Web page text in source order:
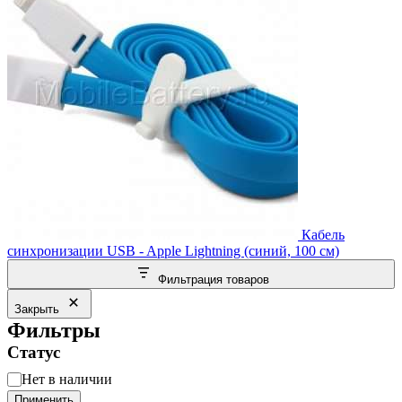
Кабель
синхронизации USB - Apple Lightning (синий, 100 см)
Фильтрация товаров
Закрыть
Фильтры
Статус
Статус
Нет в наличии